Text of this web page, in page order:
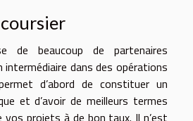
de beaucoup de partenaires
dans des opérations
d’abord de constituer un
et d’avoir de meilleurs termes
vos projets à de bon taux. Il n’est